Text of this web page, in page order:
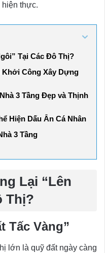
thực.
Tại Các Đô Thị?
Công Xây Dựng
3 Tầng Đẹp và Thịnh
Hiện Dấu Ấn Cá Nhân
3 Tầng
Lại “Lên
Thị?
Tấc Vàng”
lớn là quỹ đất ngày càng